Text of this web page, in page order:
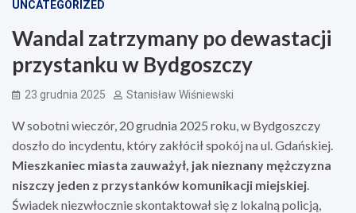
UNCATEGORIZED
Wandal zatrzymany po dewastacji
przystanku w Bydgoszczy
23 grudnia 2025 Stanisław Wiśniewski
W sobotni wieczór, 20 grudnia 2025 roku, w Bydgoszczy
doszło do incydentu, który zakłócił spokój na ul. Gdańskiej.
Mieszkaniec miasta zauważył, jak nieznany mężczyzna
niszczy jeden z przystanków komunikacji miejskiej
Świadek niezwłocznie skontaktował się z lokalną policją,